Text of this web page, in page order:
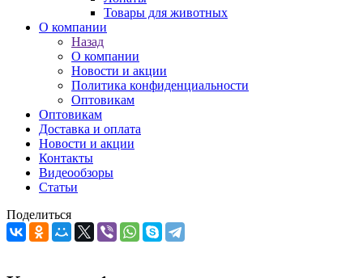
Товары для животных
О компании
Назад
О компании
Новости и акции
Политика конфиденциальности
Оптовикам
Оптовикам
Доставка и оплата
Новости и акции
Контакты
Видеообзоры
Статьи
Поделиться